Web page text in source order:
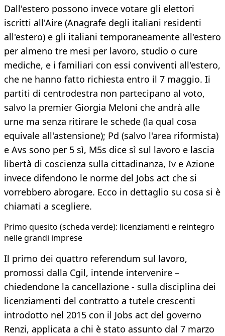
Dall'estero possono invece votare gli elettori
iscritti all'Aire (Anagrafe degli italiani residenti
all'estero) e gli italiani temporaneamente all'estero
per almeno tre mesi per lavoro, studio o cure
mediche, e i familiari con essi conviventi all'estero,
che ne hanno fatto richiesta entro il 7 maggio. Ii
partiti di centrodestra non partecipano al voto,
salvo la premier Giorgia Meloni che andrà alle
urne ma senza ritirare le schede (la qual cosa
equivale all'astensione); Pd (salvo l'area riformista)
e Avs sono per 5 sì, M5s dice sì sul lavoro e lascia
libertà di coscienza sulla cittadinanza, Iv e Azione
invece difendono le norme del Jobs act che si
vorrebbero abrogare. Ecco in dettaglio su cosa si è
chiamati a scegliere.
Primo quesito (scheda verde): licenziamenti e reintegro
nelle grandi imprese
Il primo dei quattro referendum sul lavoro,
promossi dalla Cgil, intende intervenire –
chiedendone la cancellazione - sulla disciplina dei
licenziamenti del contratto a tutele crescenti
introdotto nel 2015 con il Jobs act del governo
Renzi, applicata a chi è stato assunto dal 7 marzo